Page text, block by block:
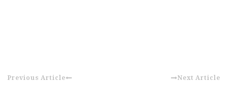
Previous Article Next Article